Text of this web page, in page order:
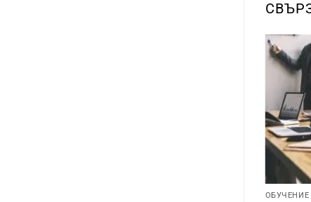
ОБУЧЕНИЕ